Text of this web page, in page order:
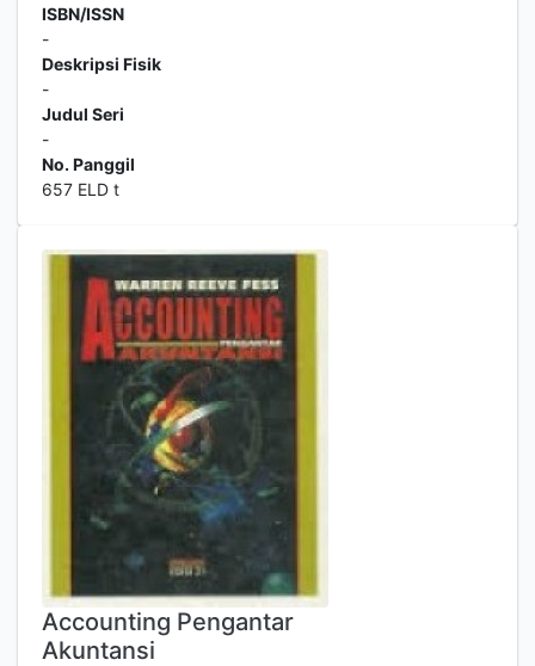
ISBN/ISSN
-
Deskripsi Fisik
-
Judul Seri
-
No. Panggil
657 ELD t
Accounting Pengantar
Akuntansi